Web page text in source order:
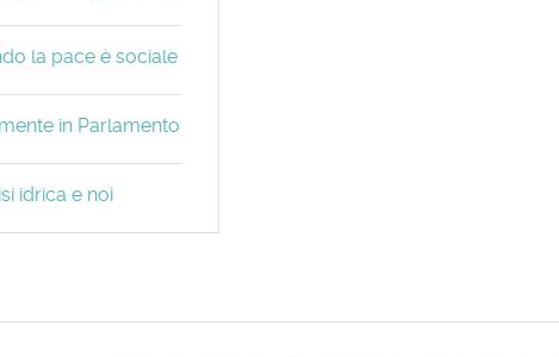
la pace è sociale
in Parlamento
idrica e noi